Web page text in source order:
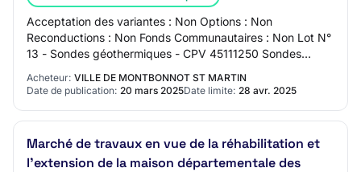
Acceptation des variantes : Non Options : Non
Reconductions : Non Fonds Communautaires : Non Lot N°
13 - Sondes géothermiques - CPV 45111250 Sondes
Acheteur: VILLE DE MONTBONNOT ST MARTIN
Date de publication: 20 mars 2025Date limite: 28 avr. 2025
Marché de travaux en vue de la réhabilitation et
l'extension de la maison départementale des